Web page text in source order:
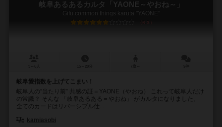
岐阜あるあるカルタ「YAONE～やおね～」
Gifu common things karuta "YAONE"
6.3
岐阜愛指数を上げてこまい！
岐阜人の“当たり前” 共感の証＝YAONE（やおね） これって岐阜人だけ
の常識？ そんな 「岐阜あるある＝やおね」 がカルタになりました。
全てのカードはリバーシブル仕...
kamiasobi